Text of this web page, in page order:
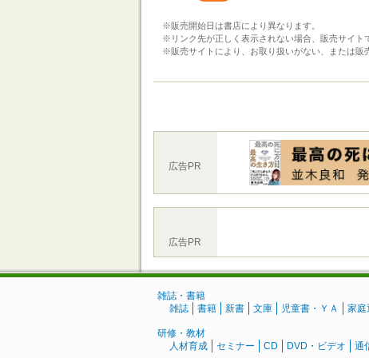
※販売開始日は書店により異なります。
※リンク先が正しく表示されない場合、販売サイト
※販売サイトにより、お取り扱いがない、または販
広告PR
広告PR
雑誌・書籍
雑誌
書籍 新書 文庫 児童書・ＹＡ 家庭
研修・教材
人材育成
セミナー CD DVD・ビデオ 通